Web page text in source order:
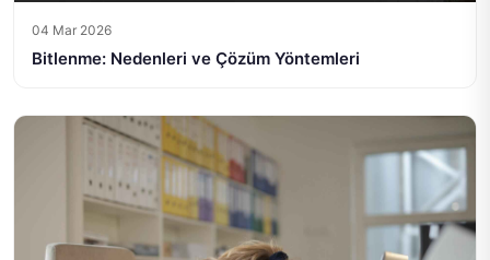
04 Mar 2026
Bitlenme: Nedenleri ve Çözüm Yöntemleri